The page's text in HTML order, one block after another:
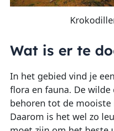
Wat is er te
In het gebied vind je
flora en fauna. De
behoren tot de mooiste
Daarom is het wel zo